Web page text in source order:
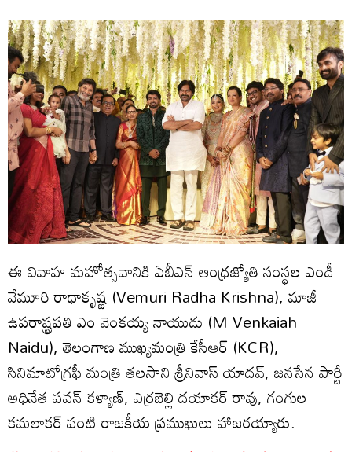
ఈ వివాహ మహోత్సవానికి ఏబీఎన్ ఆంధ్రజ్యోతి సంస్థల ఎండీ
వేమూరి రాధాకృష్ణ (Vemuri Radha Krishna), మాజీ
ఉపరాష్ట్రపతి ఎం వెంకయ్య నాయుడు (M Venkaiah
Naidu), తెలంగాణ ముఖ్యమంత్రి కేసీఆర్ (KCR),
సినిమాటోగ్రఫీ మంత్రి తలసాని శ్రీనివాస్ యాదవ్, జనసేన పార్టీ
అధినేత పవన్ కళ్యాణ్, ఎర్రబెల్లి దయాకర్ రావు, గంగుల
కమలాకర్ వంటి రాజకీయ ప్రముఖులు హాజరయ్యారు.